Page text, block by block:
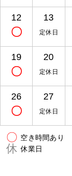
12
〇
13
定休日
19
〇
20
定休日
26
〇
27
定休日
〇 空き時間あり
休 休業日